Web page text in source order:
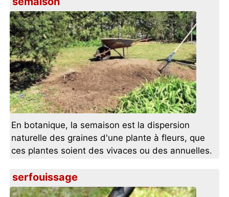
En botanique, la semaison est la dispersion
naturelle des graines d'une plante à fleurs, que
ces plantes soient des vivaces ou des annuelles.
serfouissage